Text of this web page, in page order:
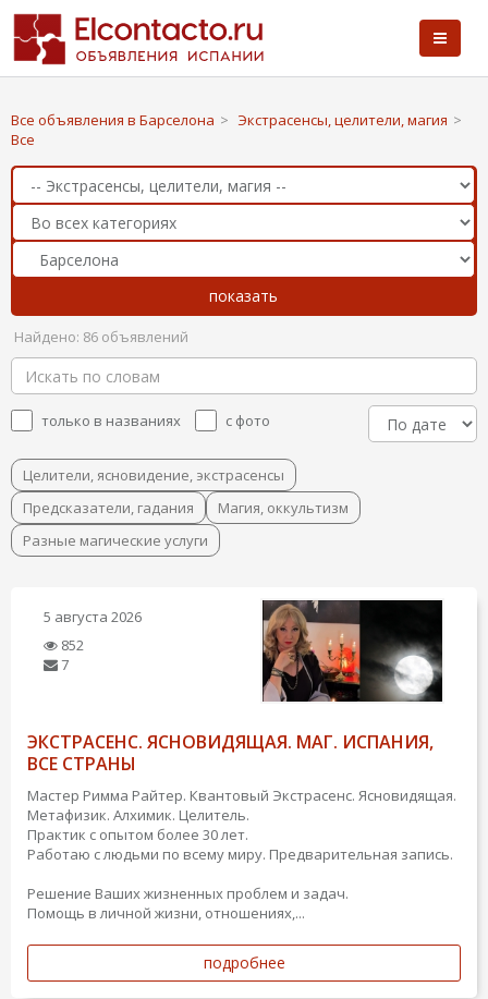
Все объявления в Барселона > Экстрасенсы, целители, магия >
Все
Найдено: 86 объявлений
только в названиях с фото
Целители, ясновидение, экстрасенсы
Предсказатели, гадания
Магия, оккультизм
Разные магические услуги
5 августа 2026
852
7
ЭКСТРАСЕНС. ЯСНОВИДЯЩАЯ. МАГ. ИСПАНИЯ,
ВСЕ СТРАНЫ
Мастер Римма Райтер. Квантовый Экстрасенс. Ясновидящая.
Метафизик. Алхимик. Целитель.
Практик с опытом более 30 лет.
Работаю с людьми по всему миру. Предварительная запись.
Решение Ваших жизненных проблем и задач.
Помощь в личной жизни, отношениях,...
подробнее